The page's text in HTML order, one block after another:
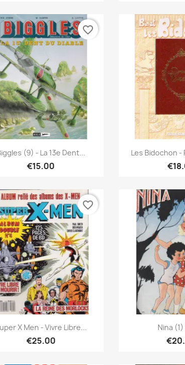
Quick view
(9) - La 13e Dent...
€15.00
favorite_border

Les Bidochon -
Quick view
X Men - Vivre Libre...
€25.00
favorite_border

Nina